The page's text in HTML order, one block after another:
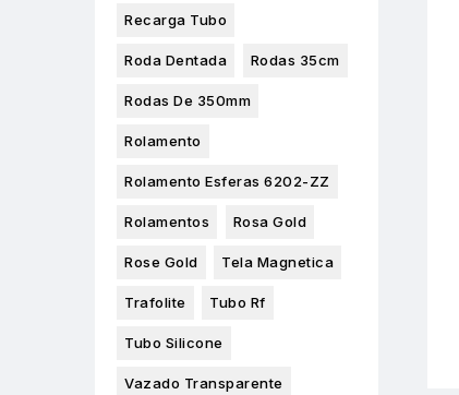
Recarga Tubo
Roda Dentada Rodas 35cm
Rodas De 350mm
Rolamento
Rolamento Esferas 6202-ZZ
Rolamentos Rosa Gold
Rose Gold Tela Magnetica
Trafolite Tubo Rf
Tubo Silicone
Vazado Transparente